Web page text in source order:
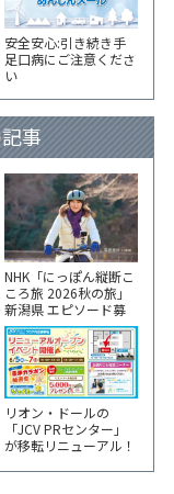
安全安心:引き続き手
足口病にご注意くださ
い
事
NHK「にっぽん縦断こ
ころ旅 2026秋の旅」
新潟県 エピソード募
集中！
リオン・ドールの
「JCV PRセンター」
が移転リニューアル！
ベント開催